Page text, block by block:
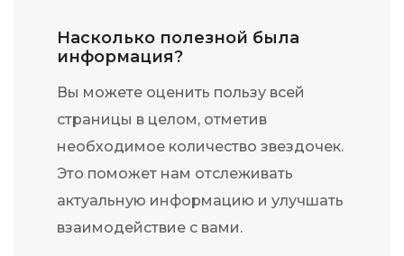
Насколько полезной была
информация?
Вы можете оценить пользу всей
страницы в целом, отметив
необходимое количество звездочек.
Это поможет нам отслеживать
актуальную информацию и улучшать
взаимодействие с вами.